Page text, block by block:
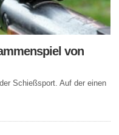
von
Schießsport. Auf der einen